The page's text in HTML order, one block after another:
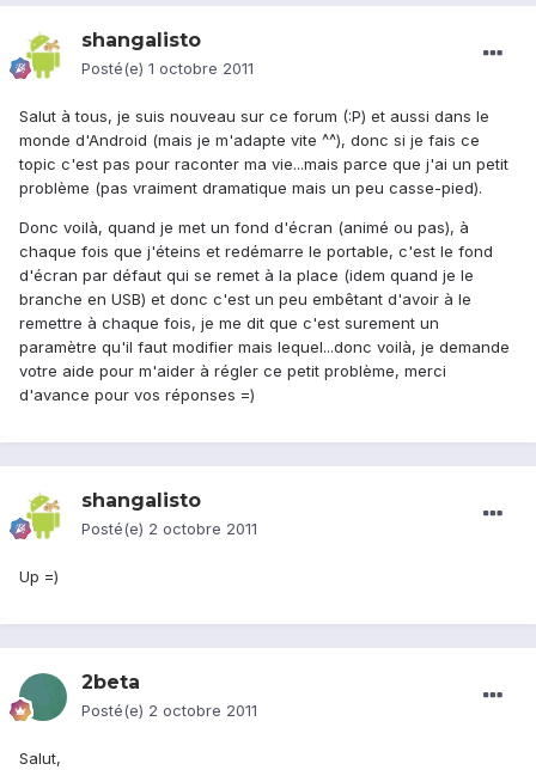
shangalisto
Posté(e) 1 octobre 2011
Salut à tous, je suis nouveau sur ce forum (:P) et aussi dans le
monde d'Android (mais je m'adapte vite ^^), donc si je fais ce
topic c'est pas pour raconter ma vie...mais parce que j'ai un petit
problème (pas vraiment dramatique mais un peu casse-pied).
Donc voilà, quand je met un fond d'écran (animé ou pas), à
chaque fois que j'éteins et redémarre le portable, c'est le fond
d'écran par défaut qui se remet à la place (idem quand je le
branche en USB) et donc c'est un peu embêtant d'avoir à le
remettre à chaque fois, je me dit que c'est surement un
paramètre qu'il faut modifier mais lequel...donc voilà, je demande
votre aide pour m'aider à régler ce petit problème, merci
d'avance pour vos réponses =)
shangalisto
Posté(e) 2 octobre 2011
Up =)
2beta
Posté(e) 2 octobre 2011
Salut,